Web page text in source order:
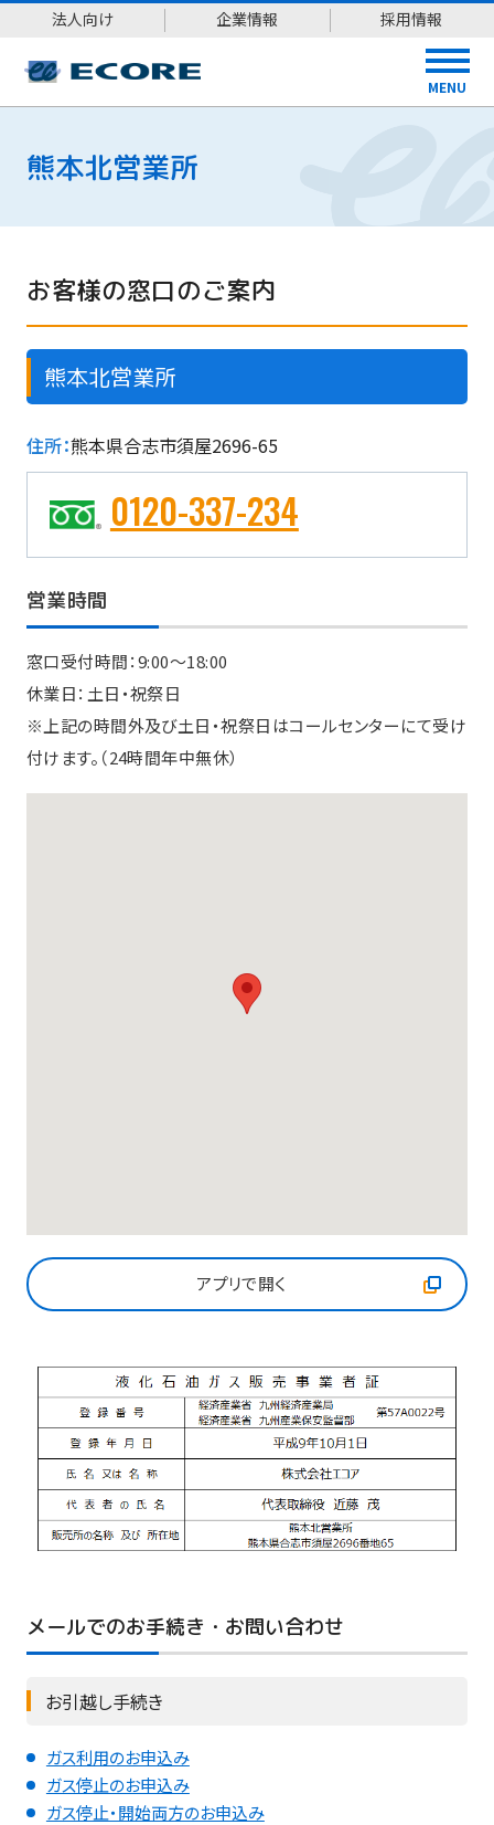
法人向け 企業情報 採用情報
MENU
熊本北営業所
お客様の窓口のご案内
熊本北営業所
住所：熊本県合志市須屋2696-65
0120-337-234
営業時間
窓口受付時間：9:00〜18:00
休業日：土日・祝祭日
※上記の時間外及び土日・祝祭日はコールセンターにて受け
付けます。（24時間年中無休）
アプリで開く
メールでのお手続き・お問い合わせ
お引越し手続き
ガス利用のお申込み
ガス停止のお申込み
ガス停止・開始両方のお申込み